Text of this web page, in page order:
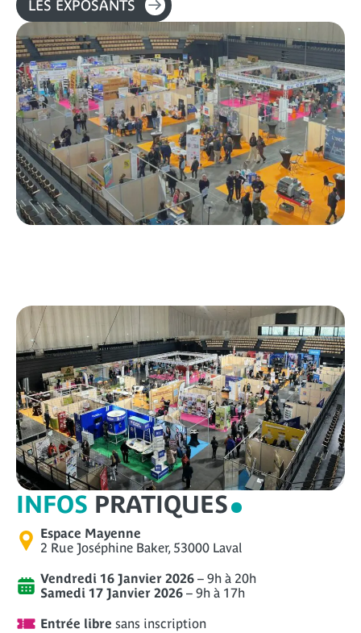
LES EXPOSANTS
INFOS PRATIQUES
Espace Mayenne
2 Rue Joséphine Baker, 53000 Laval
Vendredi 16 Janvier 2026 – 9h à 20h
Samedi 17 Janvier 2026 – 9h à 17h
Entrée libre sans inscription